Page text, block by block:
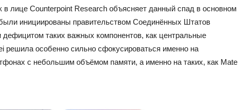
в лице Counterpoint Research объясняет данный спад в основном
инициированы правительством Соединённых Штатов
таких важных компонентов, как центральные
решила особенно сильно сфокусироваться именно на
с небольшим объёмом памяти, а именно на таких, как Mate